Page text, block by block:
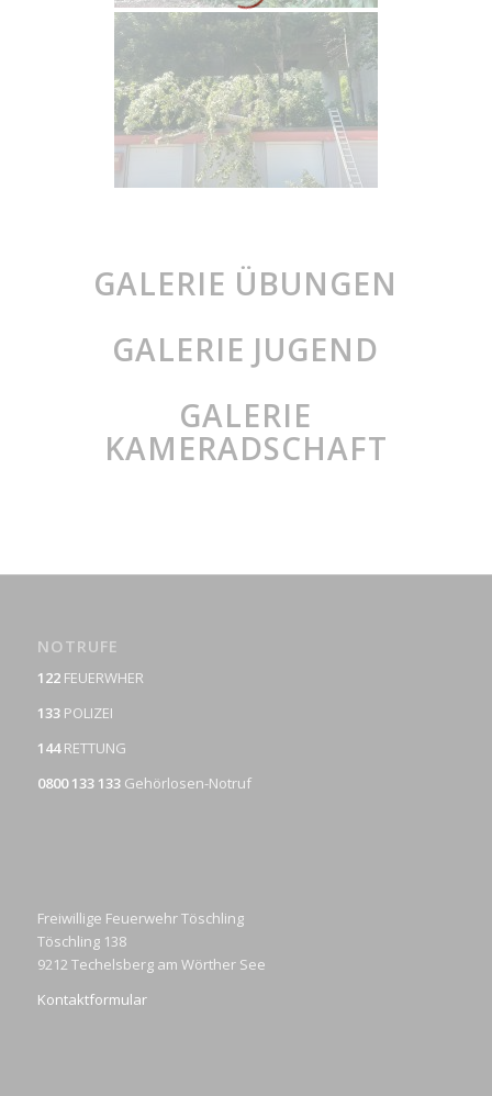
GALERIE ÜBUNGEN
GALERIE JUGEND
GALERIE
KAMERADSCHAFT
NOTRUFE
122FEUERWHER
133POLIZEI
144RETTUNG
0800 133 133 Gehörlosen-Notruf
Freiwillige Feuerwehr Töschling
Töschling 138
9212 Techelsberg am Wörther See
Kontaktformular